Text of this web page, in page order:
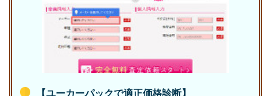
【ユーカーパックで適正価格診断】